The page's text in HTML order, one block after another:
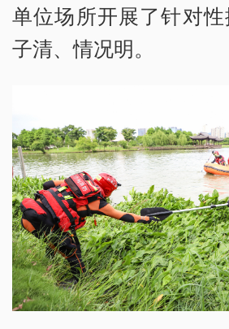
单位场所开展了针对
子清、情况明。